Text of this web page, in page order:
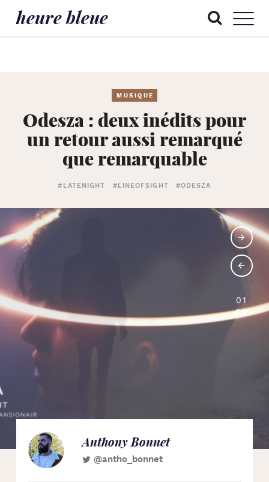
heure bleue
MUSIQUE
Odesza : deux inédits pour
un retour aussi remarqué
que remarquable
#LATENIGHT #LINEOFSIGHT #ODESZA
01
02
Anthony Bonnet
@antho_bonnet